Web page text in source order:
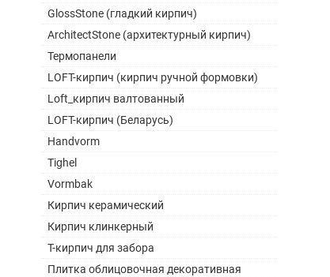
GlossStone (гладкий кирпич)
ArchitectStone (архитектурный кирпич)
Термопанели
LOFT-кирпич (кирпич ручной формовки)
Loft_кирпич валтованный
LOFT-кирпич (Беларусь)
Handvorm
Tighel
Vormbak
Кирпич керамический
Кирпич клинкерный
Т-кирпич для забора
Плитка облицовочная декоративная